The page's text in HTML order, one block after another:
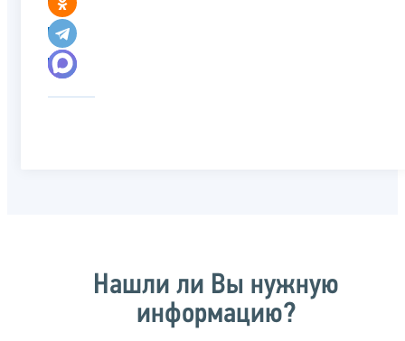
Нашли ли Вы нужную
информацию?